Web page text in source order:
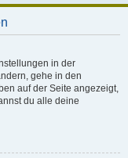
in der
gehe in den
auf der Seite angezeigt,
du alle deine